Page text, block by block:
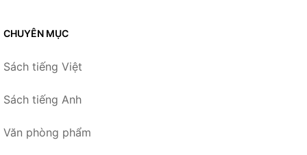
CHUYÊN MỤC
Sách tiếng Việt
Sách tiếng Anh
Văn phòng phẩm